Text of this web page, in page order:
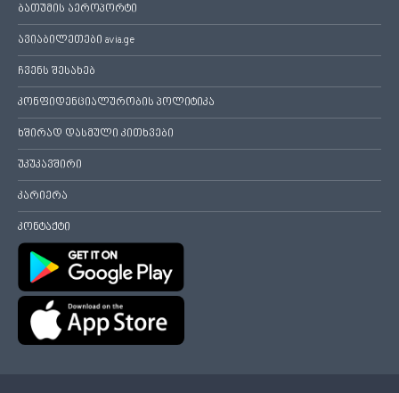
ბათუმის აეროპორტი
ავიაბილეთები avia.ge
ჩვენს შესახებ
კონფიდენციალურობის პოლიტიკა
ხშირად დასმული კითხვები
უკუკავშირი
კარიერა
კონტაქტი